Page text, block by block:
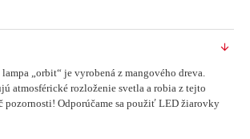
„orbit“ je vyrobená z mangového dreva.
atmosférické rozloženie svetla a robia z tejto
pozornosti! Odporúčame sa použiť LED žiarovky